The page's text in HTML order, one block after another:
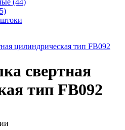
цилиндрическая тип FB092
свертная
тип FB092